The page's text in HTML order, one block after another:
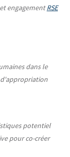
engagementRSE
dans le
potentiel
pour co-créer